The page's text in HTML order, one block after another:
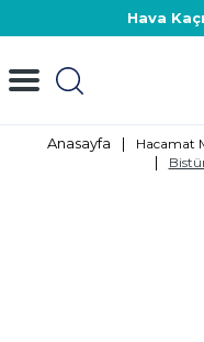
Anasayfa | Hacamat
|